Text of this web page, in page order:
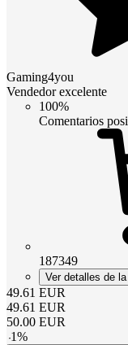
Gaming4you
Vendedor excelente
100%
Comentarios
187349
Ver detalles de
49.61 EUR
49.61 EUR
50.00 EUR
-1%